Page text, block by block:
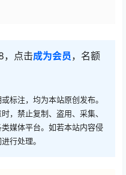
，点击成为会员 ，名额
标注，均为本站原创发布。
，禁止复制、盗用、采集、
媒体平台。如若本站内容侵
行处理。